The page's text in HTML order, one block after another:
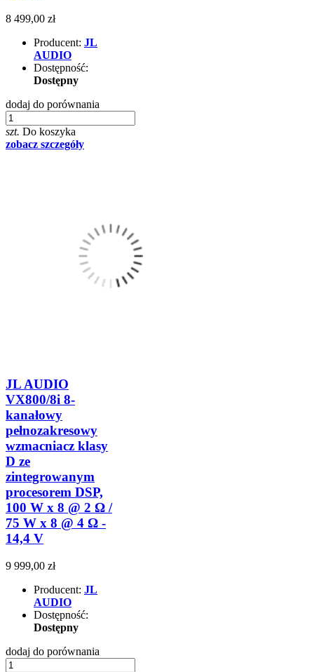
8 499,00 zł
Producent: JL
AUDIO
Dostępność:
Dostępny
dodaj do porównania
szt. Do koszyka
zobacz szczegóły
JL AUDIO
VX800/8i 8-
kanałowy
pełnozakresowy
wzmacniacz klasy
D ze
zintegrowanym
procesorem DSP,
100 W x 8 @ 2 Ω /
75 W x 8 @ 4 Ω -
14,4 V
9 999,00 zł
Producent: JL
AUDIO
Dostępność:
Dostępny
dodaj do porównania